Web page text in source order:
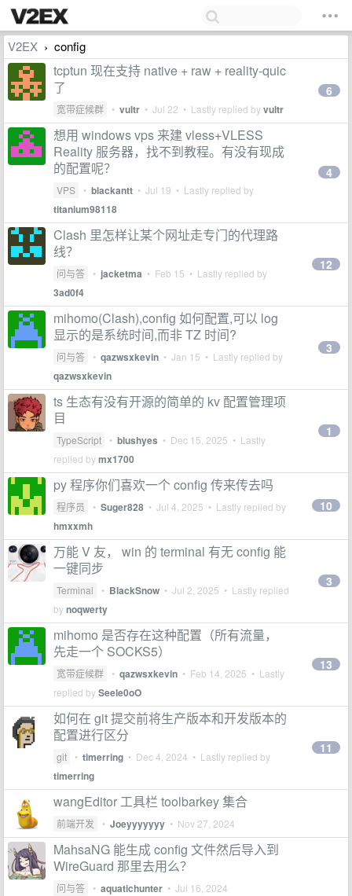
V2EX › config
tcptun 现在支持 native + raw + reality-quic
了
宽带症候群 • vultr • Jul 22 • Lastly replied byvultr
6
想用 windows vps 来建 vless+VLESS
Reality 服务器，找不到教程。有没有现成
的配置呢？
VPS • blackantt • Jul 19 • Lastly replied by
titanium98118
4
Clash 里怎样让某个网址走专门的代理路
线？
问与答 • jacketma • Feb 15 • Lastly replied by
3ad0f4
12
mihomo(Clash),config 如何配置,可以 log
显示的是系统时间,而非 TZ 时间?
问与答 • qazwsxkevin • Jan 15 • Lastly replied by
qazwsxkevin
3
ts 生态有没有开源的简单的 kv 配置管理项
目
TypeScript • blushyes • Dec 15, 2025 • Lastly
replied bymx1700
1
py 程序你们喜欢一个 config 传来传去吗
程序员 • Suger828 • Jul 4, 2025 • Lastly replied by
hmxxmh
10
万能 V 友， win 的 terminal 有无 config 能
一键同步
Terminal • BlackSnow • Jul 2, 2025 • Lastly replied
bynoqwerty
3
mihomo 是否存在这种配置（所有流量，
先走一个 SOCKS5）
宽带症候群 • qazwsxkevin • Feb 14, 2025 • Lastly
replied bySeele0oO
13
如何在 git 提交前将生产版本和开发版本的
配置进行区分
git • timerring • Dec 4, 2024 • Lastly replied by
timerring
11
wangEditor 工具栏 toolbarkey 集合
前端开发 • Joeyyyyyyy • Nov 27, 2024
MahsaNG 能生成 config 文件然后导入到
WireGuard 那里去用么？
问与答 • aquatichunter • Jul 16, 2024